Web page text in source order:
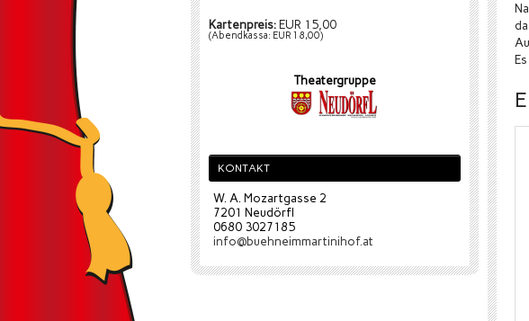
Kartenpreis:EUR 15,00
(Abendkassa: EUR 18,00)
Theatergruppe
KONTAKT
W. A. Mozartgasse 2
7201 Neudörfl
0680 3027185
info@buehneimmartinihof.at